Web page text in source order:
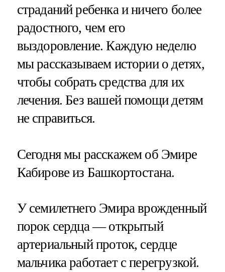
страданий ребенка и ничего более
радостного, чем его
выздоровление. Каждую неделю
мы рассказываем истории о детях,
чтобы собрать средства для их
лечения. Без вашей помощи детям
не справиться.
Сегодня мы расскажем об Эмире
Кабирове из Башкортостана.
У семилетнего Эмира врожденный
порок сердца — открытый
артериальный проток, сердце
мальчика работает с перегрузкой.